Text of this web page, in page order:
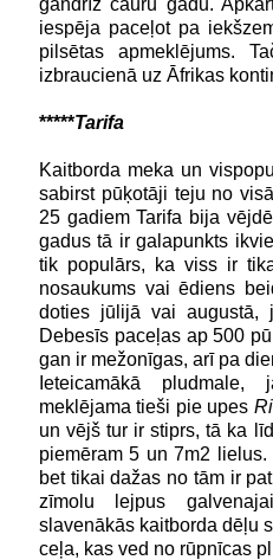
iespēja paceļot pa
pilsētas apmeklējums.
izbraucienā uz Āfrikas
*****Tarifa
Kaitborda meka un
sabirst pūķotāji teju no
25 gadiem Tarifa bija
gadus tā ir galapunkts
tik populārs, ka viss ir
nosaukums vai ēdiens
doties jūlijā vai augustā,
Debesīs paceļas ap 500
gan ir mežonīgas, arī pa
Ieteicamākā pludmale,
meklējama tieši pie upes
un vējš tur ir stiprs, tā ka
piemēram 5 un 7m2
bet tikai dažas no tām ir
zīmolu lejpus
slavenākās kaitborda dēļu
ceļa, kas ved no rūpnīcas